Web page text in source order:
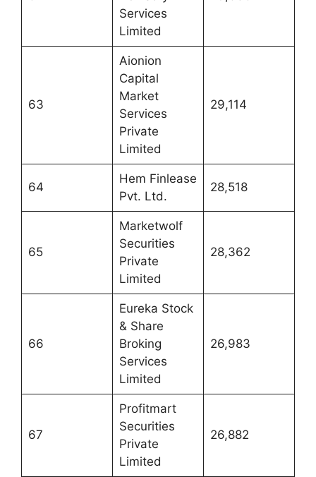
Services
Limited
63
Aionion
Capital
Market
Services
Private
Limited
29,114
64
Hem Finlease
Pvt. Ltd.
28,518
65
Marketwolf
Securities
Private
Limited
28,362
66
Eureka Stock
& Share
Broking
Services
Limited
26,983
67
Profitmart
Securities
Private
Limited
26,882